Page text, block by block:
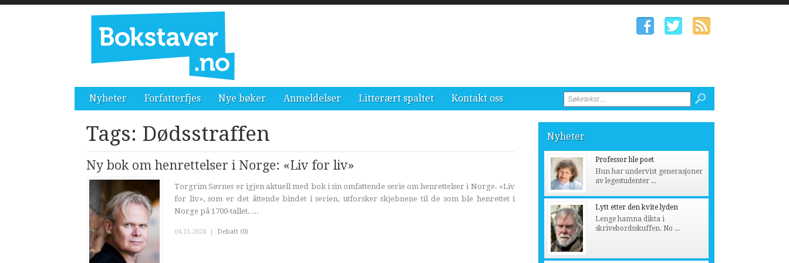
Nyheter Forfatterfjes Nye bøker Anmeldelser Litterært spaltet Kontakt oss
Tags: Dødsstraffen
Ny bok om henrettelser i Norge: «Liv for liv»
Torgrim Sørnes er igjen aktuell med bok i sin omfattende serie om henrettelser i Norge. «Liv
for liv», som er det åttende bindet i serien, utforsker skjebnene til de som ble henrettet i
Norge på 1700-tallet. ...
04.11.2024 | Debatt (0)
Nyheter
Professor ble poet
Hun har undervist generasjoner
av legestudenter ...
Lytt etter den kvite lyden
Lenge hamna dikta i
skrivebordsskuffen. No ...